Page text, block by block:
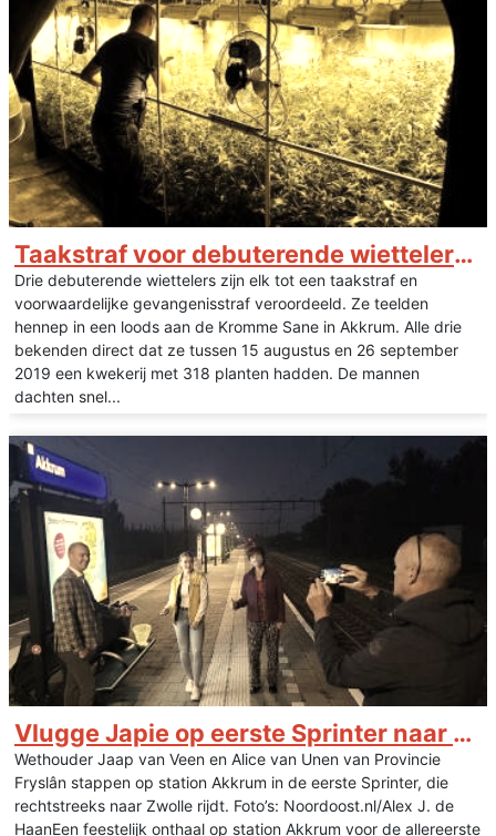
Taakstraf voor debuterende wiettelers Akkrum
Drie debuterende wiettelers zijn elk tot een taakstraf en
voorwaardelijke gevangenisstraf veroordeeld. Ze teelden
hennep in een loods aan de Kromme Sane in Akkrum. Alle drie
bekenden direct dat ze tussen 15 augustus en 26 september
2019 een kwekerij met 318 planten hadden. De mannen
dachten snel...
Vlugge Japie op eerste Sprinter naar Zwolle
Wethouder Jaap van Veen en Alice van Unen van Provincie
Fryslân stappen op station Akkrum in de eerste Sprinter, die
rechtstreeks naar Zwolle rijdt. Foto’s: Noordoost.nl/Alex J. de
HaanEen feestelijk onthaal op station Akkrum voor de allereerste